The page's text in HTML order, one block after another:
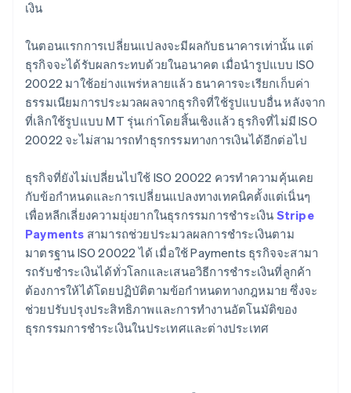
เงิน
ในตอนแรกการเปลี่ยนแปลงจะมีผลกับธนาคารเท่านั้น แต่
ธุรกิจจะได้รับผลกระทบด้วยในอนาคต เมื่อนํารูปแบบ ISO
20022 มาใช้อย่างแพร่หลายแล้ว ธนาคารจะเรียกเก็บค่า
ธรรมเนียมการประมวลผลจากธุรกิจที่ใช้รูปแบบอื่น หลังจาก
ที่เลิกใช้รูปแบบ MT รุ่นเก่าโดยสิ้นเชิงแล้ว ธุรกิจที่ไม่มี ISO
20022 จะไม่สามารถทําธุรกรรมทางการเงินได้อีกต่อไป
ธุรกิจที่ยังไม่เปลี่ยนไปใช้ ISO 20022 ควรทําความคุ้นเคย
กับข้อกําหนดและการเปลี่ยนแปลงทางเทคนิคตั้งแต่เนิ่นๆ
เพื่อหลีกเลี่ยงความยุ่งยากในธุรกรรมการชําระเงิน Stripe
Payments สามารถช่วยประมวลผลการชําระเงินตาม
มาตรฐาน ISO 20022 ได้ เมื่อใช้ Payments ธุรกิจจะสามา
รถรับชําระเงินได้ทั่วโลกและเสนอวิธีการชําระเงินที่ลูกค้า
ต้องการให้ได้โดยปฏิบัติตามข้อกําหนดทางกฎหมาย ซึ่งจะ
ช่วยปรับปรุงประสิทธิภาพและการทํางานอัตโนมัติของ
ธุรกรรมการชําระเงินในประเทศและต่างประเทศ